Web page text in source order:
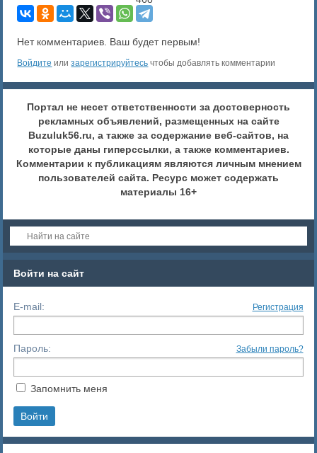
Нет комментариев. Ваш будет первым!
Войдите илизарегистрируйтесь чтобы добавлять комментарии
Портал не несет ответственности за достоверность
рекламных объявлений, размещенных на сайте
Buzuluk56.ru, а также за содержание веб-сайтов, на
которые даны гиперссылки, а также комментариев.
Комментарии к публикациям являются личным мнением
пользователей сайта. Ресурс может содержать
материалы 16+
Войти на сайт
E-mail: Регистрация
Пароль: Забыли пароль?
Запомнить меня